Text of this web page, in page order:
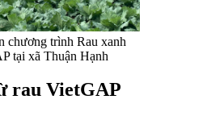
chương trình Rau xanh
tại xã Thuận Hạnh
rau VietGAP